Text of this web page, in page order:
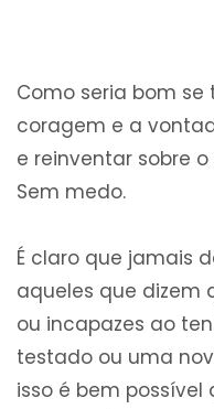
Como seria bom se
coragem e a
e reinventar sobre
Sem medo.
É claro que jamais
aqueles que dizem
ou incapazes ao
testado ou uma
isso é bem